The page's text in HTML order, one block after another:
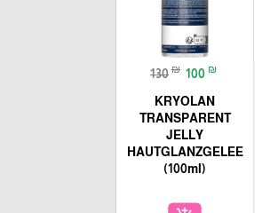
130 ₪ 100 ₪
KRYOLAN
TRANSPARENT
JELLY
HAUTGLANZGELEE
(100ml)